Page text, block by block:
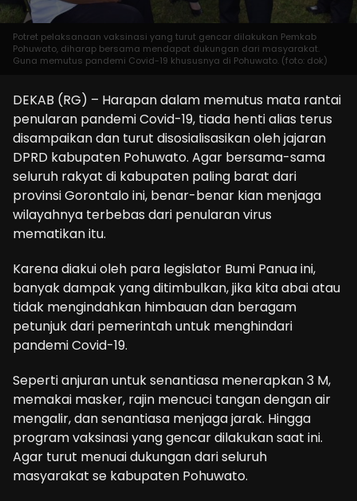
Potret pelaksanaan vaksinasi yang turut gencar dilakukan Pemkab
Pohuwato, diharap bersama mendapat dukungan dari masyarakat.
Guna memutus pandemi Covid-19 khususnya di Pohuwato. (foto: dok)
DEKAB (RG) – Harapan dalam memutus mata rantai
penularan pandemi Covid-19, tiada henti alias terus
disampaikan dan turut disosialisasikan oleh jajaran
DPRD kabupaten Pohuwato. Agar bersama-sama
seluruh rakyat di kabupaten paling barat dari
provinsi Gorontalo ini, benar-benar kian menjaga
wilayahnya terbebas dari penularan virus
mematikan itu.
Karena diakui oleh para legislator Bumi Panua ini,
banyak dampak yang ditimbulkan, jika kita abai atau
tidak mengindahkan himbauan dan beragam
petunjuk dari pemerintah untuk menghindari
pandemi Covid-19.
Seperti anjuran untuk senantiasa menerapkan 3 M,
memakai masker, rajin mencuci tangan dengan air
mengalir, dan senantiasa menjaga jarak. Hingga
program vaksinasi yang gencar dilakukan saat ini.
Agar turut menuai dukungan dari seluruh
masyarakat se kabupaten Pohuwato.